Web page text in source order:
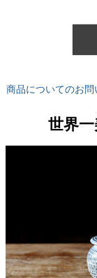
商品についてのお問
世界一